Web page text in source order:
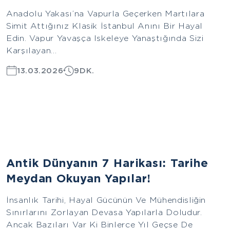
Anadolu Yakası’na Vapurla Geçerken Martılara
Simit Attığınız Klasik İstanbul Anını Bir Hayal
Edin. Vapur Yavaşça Iskeleye Yanaştığında Sizi
Karşılayan...
13.03.2026 9DK.
Antik Dünyanın 7 Harikası: Tarihe
Meydan Okuyan Yapılar!
İnsanlık Tarihi, Hayal Gücünün Ve Mühendisliğin
Sınırlarını Zorlayan Devasa Yapılarla Doludur.
Ancak Bazıları Var Ki Binlerce Yıl Geçse De